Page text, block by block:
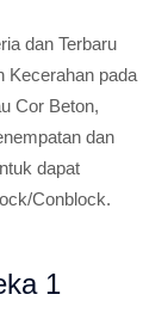
dan Terbaru
Kecerahan pada
Cor Beton,
dan
dapat
Conblock.
1